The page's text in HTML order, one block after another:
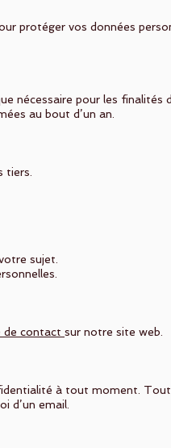
protéger vos données
nécessaire pour les finalités
au bout d’un an.
tiers.
sujet.
de contact sur notre site web.
à tout moment.
d’un email.